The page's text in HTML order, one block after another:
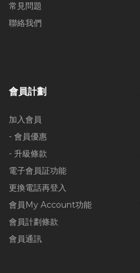
常見問題
聯絡我們
會員計劃
加入會員
- 會員優惠
- 升級條款
電子會員証功能
更換電話再登入
會員My Account功能
會員計劃條款
會員通訊